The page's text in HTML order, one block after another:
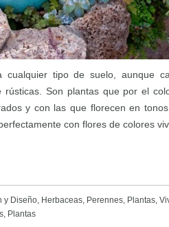
tipo de suelo, aunque
rústicas. Son plantas que por el
y con las que florecen en
con flores de colores
y Diseño, Herbaceas, Perennes, Plantas,
, Plantas